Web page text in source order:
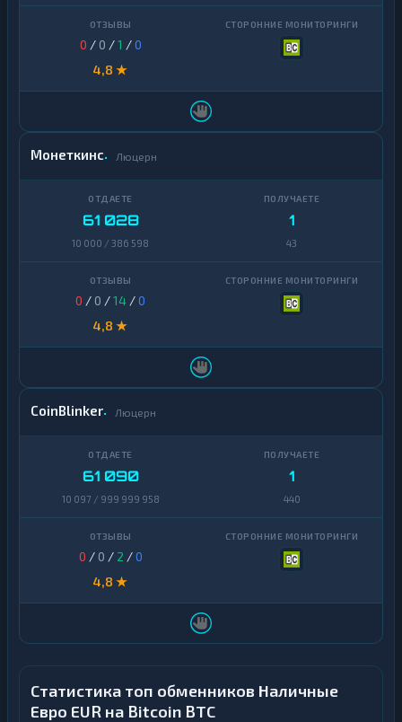
0 / 0 /1 /0
4,8 ★
Монеткинс Люцерн
61 028
10 000 / 386 598
1
43
0 / 0 /14 /0
4,8 ★
CoinBlinker Люцерн
61 090
10 097 / 999 999 958
1
440
0 / 0 / 2 /0
4,8 ★
Статистика топ обменников Наличные
Евро EUR на Bitcoin BTC